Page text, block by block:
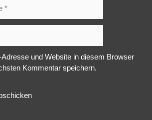
und Website in diesem Browser
Kommentar speichern.